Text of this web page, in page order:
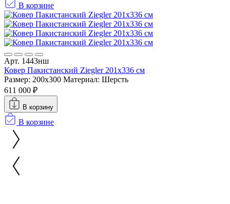
В корзине
Арт. 1443нш
Ковер Пакистанский Ziegler 201x336 см
Размер: 200x300 Материал: Шерсть
611 000 ₽
В корзину
В корзине